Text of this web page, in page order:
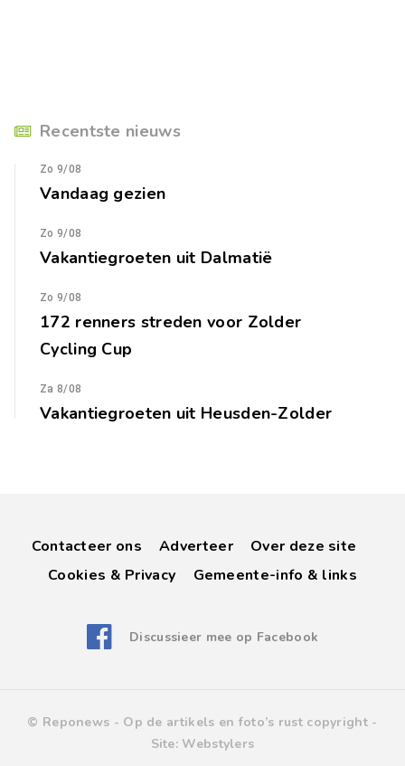
Recentste nieuws
Zo 9/08
Vandaag gezien
Zo 9/08
Vakantiegroeten uit Dalmatië
Zo 9/08
172 renners streden voor Zolder
Cycling Cup
Za 8/08
Vakantiegroeten uit Heusden-Zolder
Contacteer ons Adverteer
Over deze site
Cookies & Privacy
Gemeente-info & links
Discussieer mee op Facebook
© Reponews - Op de artikels en foto’s rust copyright -
Site: Webstylers